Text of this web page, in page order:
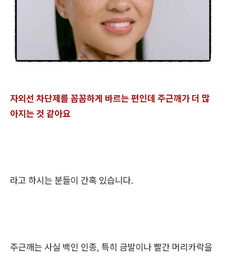
자외선 차단제를 꼼꼼하게 바르는 편인데 주근깨가 더 많
아지는 것 같아요
라고 하시는 분들이 간혹 있습니다.
주근깨는 사실 백인 인종, 특히 금발이나 빨간 머리카락을